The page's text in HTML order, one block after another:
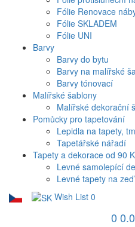
Fólie Renovace
Fólie SKLADEM
Fólie UNI
Barvy
Barvy do bytu
Barvy na malířské
Barvy tónovací
Malířské šablony
Malířské dekorační
Pomůcky pro tapetování
Lepidla na tapety,
Tapetářské nářadí
Tapety a dekorace od 90
Levné samolepící
Levné tapety na zeď
Wish List 0
0